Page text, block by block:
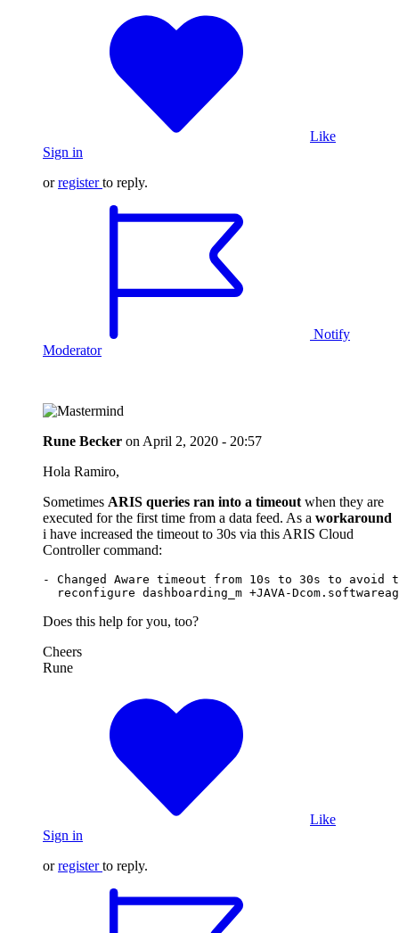
Like
Sign in
orregister to reply.
Notify
Moderator
Rune Becker on April 2, 2020 - 20:57
Hola Ramiro,
Sometimes ARIS queries ran into a timeout when they are
executed for the first time from a data feed. As a workaround
i have increased the timeout to 30s via this ARIS Cloud
Controller command:
- Changed Aware timeout from 10s to 30s to avoid
Does this help for you, too?
Cheers
Rune
Like
Sign in
orregister to reply.